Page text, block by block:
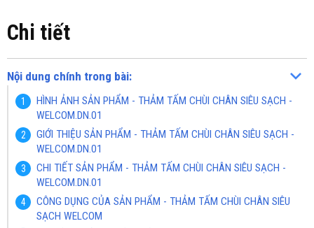
Chi tiết
Nội dung chính trong bài:
HÌNH ẢNH SẢN PHẨM - THẢM TẤM CHÙI CHÂN SIÊU SẠCH -
WELCOM.DN.01
GIỚI THIỆU SẢN PHẨM - THẢM TẤM CHÙI CHÂN SIÊU SẠCH -
WELCOM.DN.01
CHI TIẾT SẢN PHẨM - THẢM TẤM CHÙI CHÂN SIÊU SẠCH -
WELCOM.DN.01
CÔNG DỤNG CỦA SẢN PHẨM - THẢM TẤM CHÙI CHÂN SIÊU
SẠCH WELCOM